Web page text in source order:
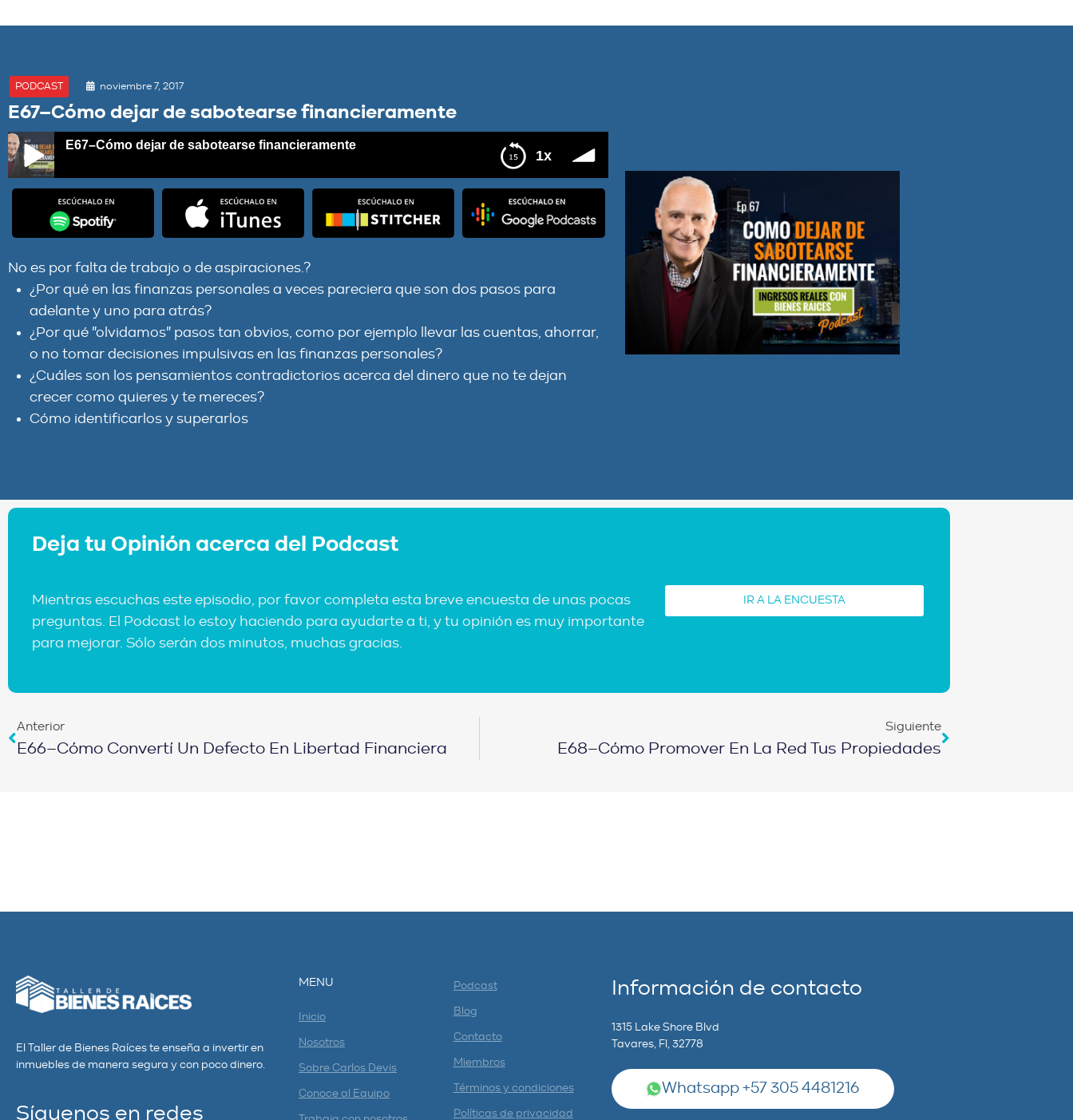
PODCAST noviembre 7, 2017
E67–Cómo dejar de sabotearse financieramente
1x
E67–Cómo dejar de sabotearse financieramente
E67–Cómo dejar de sabotearse financieramente
No es por falta de trabajo o de aspiraciones.?
¿Por qué en las finanzas personales a veces pareciera que son dos pasos para
adelante y uno para atrás?
¿Por qué "olvidamos" pasos tan obvios, como por ejemplo llevar las cuentas, ahorrar,
o no tomar decisiones impulsivas en las finanzas personales?
¿Cuáles son los pensamientos contradictorios acerca del dinero que no te dejan
crecer como quieres y te mereces?
Cómo identificarlos y superarlos
Deja tu Opinión acerca del Podcast
Mientras escuchas este episodio, por favor completa esta breve encuesta de unas pocas
preguntas. El Podcast lo estoy haciendo para ayudarte a ti, y tu opinión es muy importante
para mejorar. Sólo serán dos minutos, muchas gracias.
IR A LA ENCUESTA
Anterior
E66–Cómo Convertí Un Defecto En Libertad Financiera
Siguiente
E68–Cómo Promover En La Red Tus Propiedades
El Taller de Bienes Raíces te enseña a invertir en
inmuebles de manera segura y con poco dinero.
Síguenos en redes
MENU
Inicio
Nosotros
Sobre Carlos Devis
Conoce al Equipo
Podcast
Blog
Contacto
Miembros
Términos y condiciones
Políticas de privacidad
Información de contacto
1315 Lake Shore Blvd
Tavares, Fl, 32778
Whatsapp +57 305 4481216